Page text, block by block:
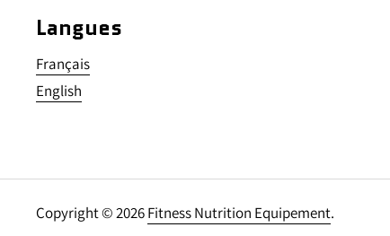
Langues
Français
English
Copyright © 2026Fitness Nutrition Equipement.